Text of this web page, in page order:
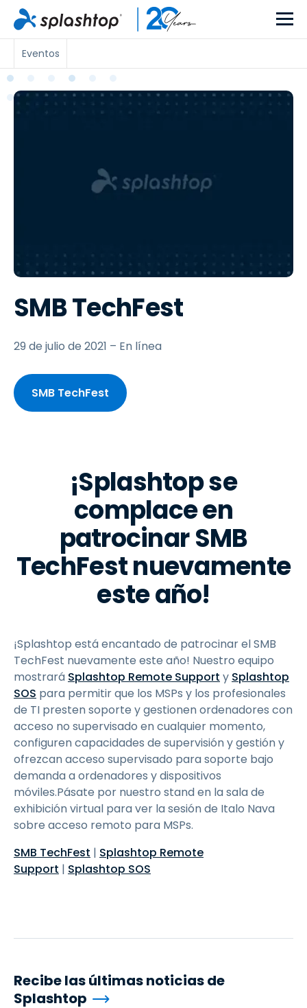
Eventos
SMB TechFest
29 de julio de 2021 – En línea
SMB TechFest
¡Splashtop se
complace en
patrocinar SMB
TechFest nuevamente
este año!
¡Splashtop está encantado de patrocinar el SMB
TechFest nuevamente este año! Nuestro equipo
mostrará Splashtop Remote Support y Splashtop
SOS para permitir que los MSPs y los profesionales
de TI presten soporte y gestionen ordenadores con
acceso no supervisado en cualquier momento,
configuren capacidades de supervisión y gestión y
ofrezcan acceso supervisado para soporte bajo
demanda a ordenadores y dispositivos
móviles.Pásate por nuestro stand en la sala de
exhibición virtual para ver la sesión de Italo Nava
sobre acceso remoto para MSPs.
SMB TechFest | Splashtop Remote
Support | Splashtop SOS
Recibe las últimas noticias de
Splashtop